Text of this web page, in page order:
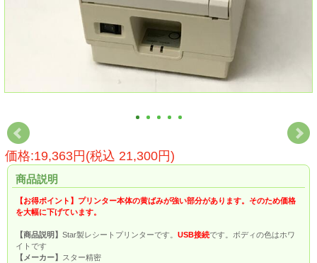
価格:19,363円(税込 21,300円)
商品説明
【お得ポイント】プリンター本体の黄ばみが強い部分があります。そのため価格
を大幅に下げています。
【商品説明】 Star製レシートプリンターです。 USB接続です。ボディの色はホワ
イトです
【メーカー】
スター精密